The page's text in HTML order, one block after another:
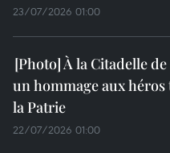
23/07/2026 01:00
À la Citadelle
un hommage aux
la Patrie
22/07/2026 01:00